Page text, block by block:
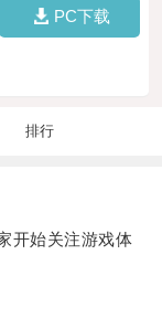
PC下载
排行
始关注游戏体